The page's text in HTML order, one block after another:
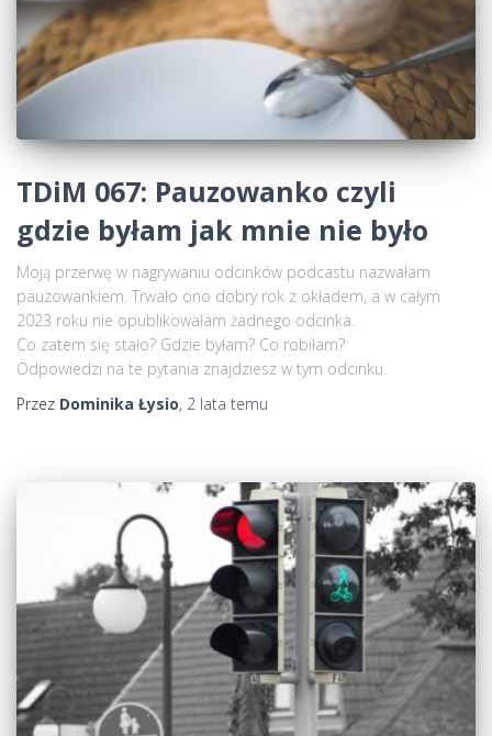
TDiM 067: Pauzowanko czyli
gdzie byłam jak mnie nie było
Moją przerwę w nagrywaniu odcinków podcastu nazwałam
pauzowankiem. Trwało ono dobry rok z okładem, a w całym
2023 roku nie opublikowałam żadnego odcinka.
Co zatem się stało? Gdzie byłam? Co robiłam?
Odpowiedzi na te pytania znajdziesz w tym odcinku.
Przez Dominika Łysio, 2 lata temu